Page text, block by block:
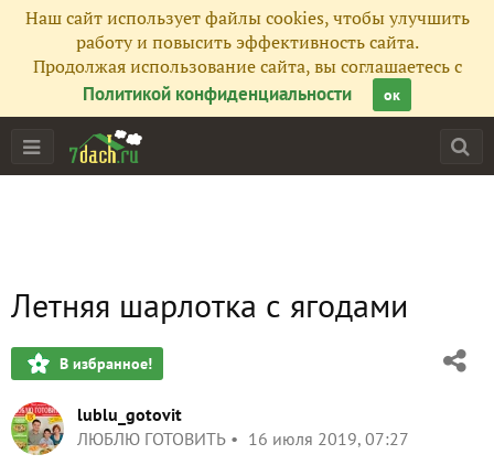
Наш сайт использует файлы cookies, чтобы улучшить
работу и повысить эффективность сайта.
Продолжая использование сайта, вы соглашаетесь с
Политикой конфиденциальности
ок
Летняя шарлотка с ягодами
В избранное!
lublu_gotovit
ЛЮБЛЮ ГОТОВИТЬ
16 июля 2019, 07:27